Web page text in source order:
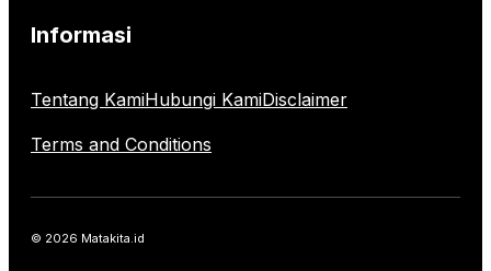
Informasi
Tentang KamiHubungi KamiDisclaimer
Terms and Conditions
© 2026 Matakita.id